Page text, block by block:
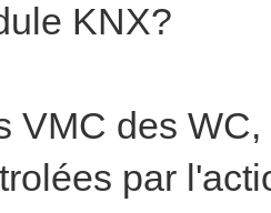
KNX?
VMC des
par